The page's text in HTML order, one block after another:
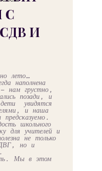
С
И
лето…
наполнена
– нам грустно,
позади, и
увидятся
и наша
школьного
для учителей и
не только
но и
Мы в этом